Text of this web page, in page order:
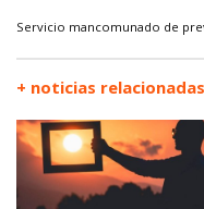
Servicio mancomunado de
+ noticias relacionadas